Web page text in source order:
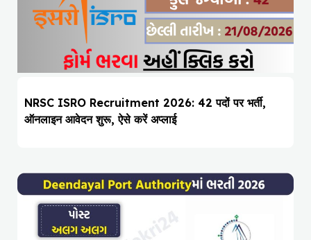
NRSC ISRO Recruitment 2026: 42 पदों पर भर्ती,
ऑनलाइन आवेदन शुरू, ऐसे करें अप्लाई